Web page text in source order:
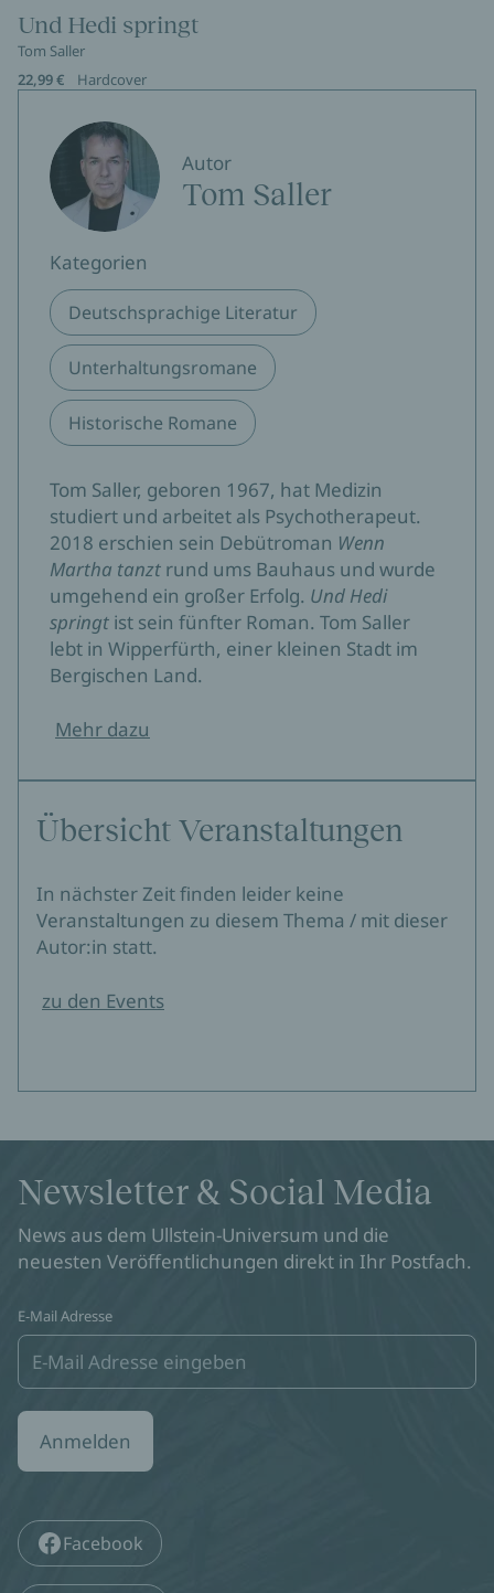
Und Hedi springt
Tom Saller
22,99 €
Hardcover
Autor
Tom Saller
Kategorien
Deutschsprachige Literatur
Unterhaltungsromane
Historische Romane
Tom Saller, geboren 1967, hat Medizin
studiert und arbeitet als Psychotherapeut.
2018 erschien sein Debütroman Wenn
Martha tanzt rund ums Bauhaus und wurde
umgehend ein großer Erfolg. Und Hedi
springt ist sein fünfter Roman. Tom Saller
lebt in Wipperfürth, einer kleinen Stadt im
Bergischen Land.
Mehr dazu
Übersicht Veranstaltungen
In nächster Zeit finden leider keine
Veranstaltungen zu diesem Thema / mit dieser
Autor:in statt.
zu den Events
Newsletter & Social Media
News aus dem Ullstein-Universum und die
neuesten Veröffentlichungen direkt in Ihr Postfach.
E-Mail Adresse
Anmelden
Facebook